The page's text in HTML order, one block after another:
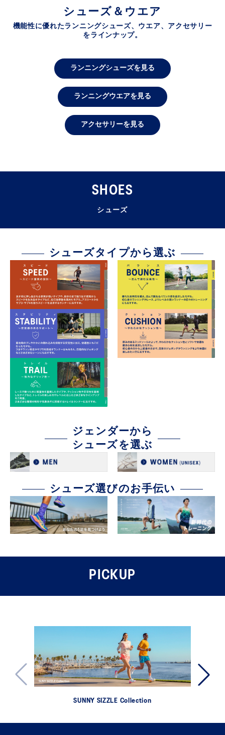
シューズ＆ウエア
機能性に優れたランニングシューズ、ウエア、アクセサリー
をラインナップ。
ランニングシューズを見る
ランニングウエアを見る
アクセサリーを見る
SHOES
シューズ
シューズタイプから選ぶ
ジェンダーから
シューズを選ぶ
シューズ選びのお手伝い
PICKUP
SUNNY SIZZLE Collection